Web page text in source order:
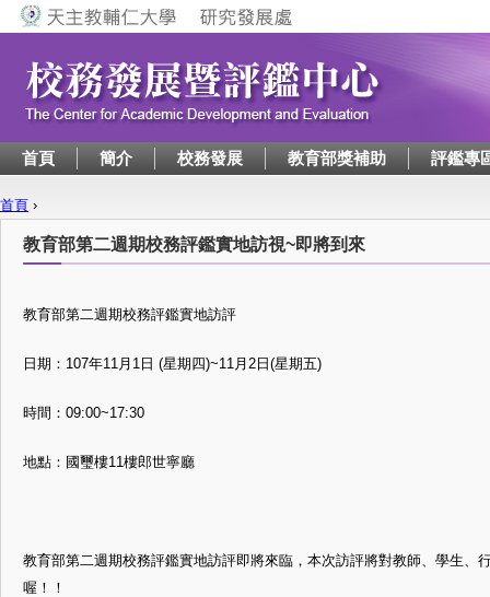
Jump to navigation
首頁 簡介 校務發展 教育部獎補助 評鑑專
您在這裡
首頁 ›
教育部第二週期校務評鑑實地訪視~即將到來
教育部第二週期校務評鑑實地訪評
日期：107年11月1日 (星期四)~11月2日(星期五)
時間：09:00~17:30
地點：國璽樓11樓郎世寧廳
教育部第二週期校務評鑑實地訪評即將來臨，本次訪評將對教師、學生、
喔！！